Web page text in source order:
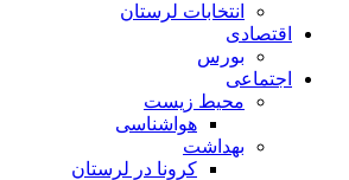
انتخابات لرستان
اقتصادی
بورس
اجتماعی
محیط زیست
هواشناسی
بهداشت
کرونا در لرستان